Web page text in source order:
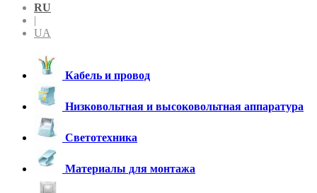
RU
|
UA
Кабель и провод
Низковольтная и высоковольтная аппаратура
Светотехника
Материалы для монтажа